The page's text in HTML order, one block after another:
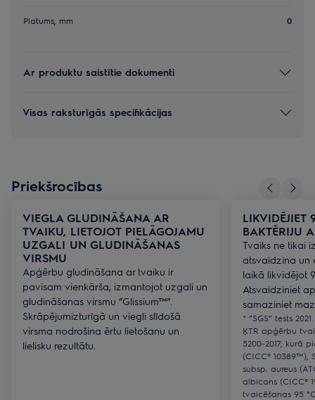
Platums, mm 0
Ar produktu saistītie dokumenti
Visas raksturīgās specifikācijas
Priekšrocības
VIEGLA GLUDINĀŠANA AR
TVAIKU, LIETOJOT PIELĀGOJAMU
UZGALI UN GLUDINĀŠANAS
VIRSMU
Apģērbu gludināšana ar tvaiku ir
pavisam vienkārša, izmantojot uzgali un
gludināšanas virsmu ”Glissium™”.
Skrāpējumizturīgā un viegli slīdošā
virsma nodrošina ērtu lietošanu un
lielisku rezultātu.
LIKVIDĒJIET
BAKTĒRIJU
Tvaiks ne tikai
atsvaidzina un
laikā likvidējot
Atsvaidziniet
samaziniet
* ”SGS” tests
ĶTR apģērbu
5200-2017, kurā
(CICC® 10389™),
subsp. aureus
albicans (CICC®
tvaicēšanas 95